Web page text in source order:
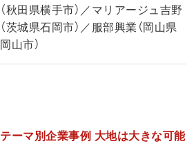
（秋田県横手市）／マリアージュ吉野
（茨城県石岡市）／服部興業（岡山県
岡山市）
テーマ別企業事例 大地は大きな可能